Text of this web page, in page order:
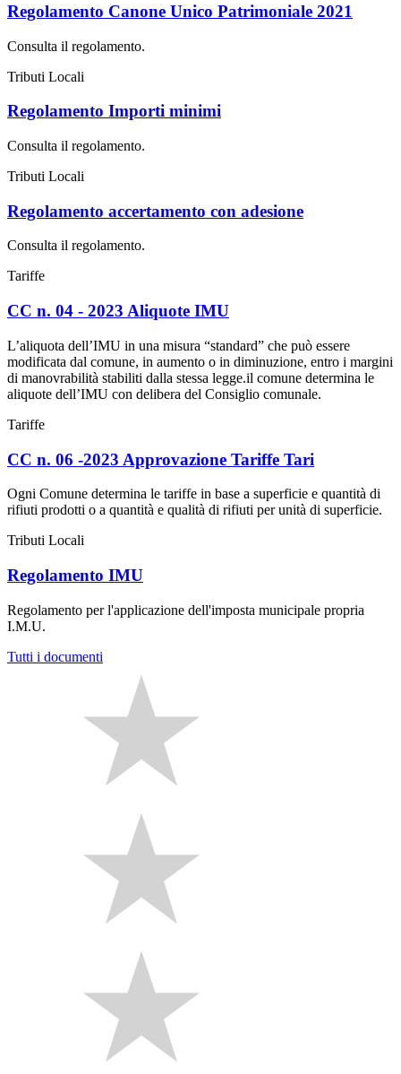
Regolamento Canone Unico Patrimoniale 2021
Consulta il regolamento.
Tributi Locali
Regolamento Importi minimi
Consulta il regolamento.
Tributi Locali
Regolamento accertamento con adesione
Consulta il regolamento.
Tariffe
CC n. 04 - 2023 Aliquote IMU
L’aliquota dell’IMU in una misura “standard” che può essere
modificata dal comune, in aumento o in diminuzione, entro i margini
di manovrabilità stabiliti dalla stessa legge.il comune determina le
aliquote dell’IMU con delibera del Consiglio comunale.
Tariffe
CC n. 06 -2023 Approvazione Tariffe Tari
Ogni Comune determina le tariffe in base a superficie e quantità di
rifiuti prodotti o a quantità e qualità di rifiuti per unità di superficie.
Tributi Locali
Regolamento IMU
Regolamento per l'applicazione dell'imposta municipale propria
I.M.U.
Tutti i documenti